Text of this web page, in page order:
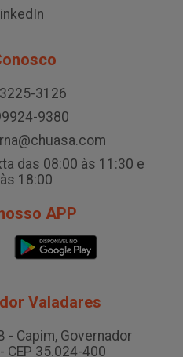
3126
9380
das 08:00 às 11:30 e
18:00
APP
Valadares
- Capim, Governador
CEP 35.024-400